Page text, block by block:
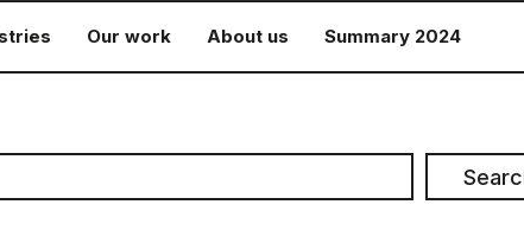
Our work About us Summary 2024